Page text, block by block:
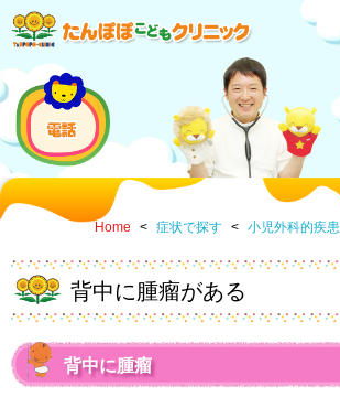
Home < 症状で探す < 小児外科的疾患
背中に腫瘤がある
背中に腫瘤